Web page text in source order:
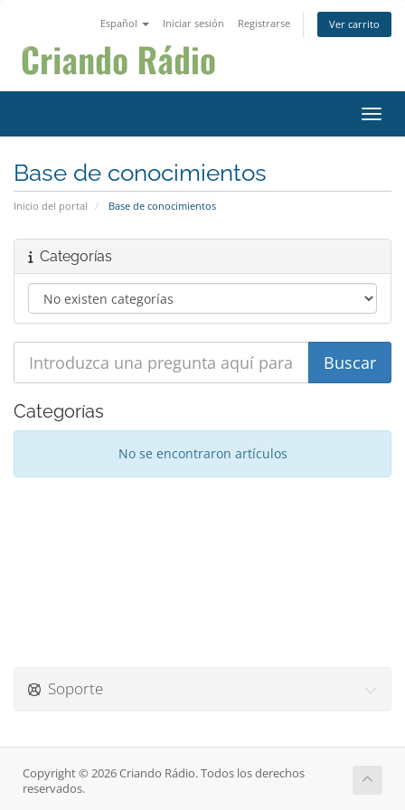
Español Iniciar sesión Registrarse Ver carrito
Base de conocimientos
Inicio del portal Base de conocimientos
Categorías
Categorías
No se encontraron artículos
Soporte
Copyright © 2026 Criando Rádio. Todos los derechos
reservados.